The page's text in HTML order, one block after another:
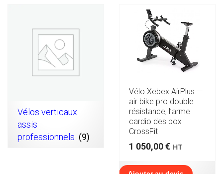
Vélos verticaux
assis
professionnels (9)
Vélo Xebex AirPlus —
air bike pro double
résistance, l’arme
cardio des box
CrossFit
1 050,00€ HT